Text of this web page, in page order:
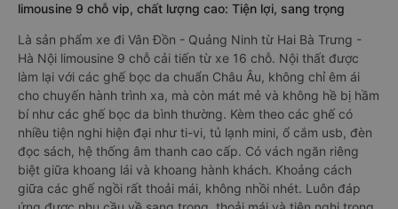
limousine 9 chỗ vip, chất lượng cao: Tiện lợi, sang trọng
Là sản phẩm xe đi Vân Đồn - Quảng Ninh từ Hai Bà Trưng -
Hà Nội limousine 9 chỗ cải tiến từ xe 16 chỗ. Nội thất được
làm lại với các ghế bọc da chuẩn Châu Âu, không chỉ êm ái
cho chuyến hành trình xa, mà còn mát mẻ và không hề bị hầm
bí như các ghế bọc da bình thường. Kèm theo các ghế có
nhiều tiện nghi hiện đại như ti-vi, tủ lạnh mini, ổ cắm usb, đèn
đọc sách, hệ thống âm thanh cao cấp. Có vách ngăn riêng
biệt giữa khoang lái và khoang hành khách. Khoảng cách
giữa các ghế ngồi rất thoải mái, không nhồi nhét. Luôn đáp